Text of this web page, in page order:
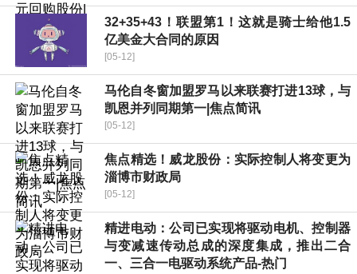
32+35+43！联盟第1！这就是骑士给他1.5
亿美金大合同的原因
[05-12]
马伦自冬窗加盟罗马以来联赛打进13球，与
凯恩并列同期第一|焦点简讯
[05-12]
焦点精选！威龙股份：实际控制人将变更为
淄博市财政局
[05-12]
精进电动：公司已实现将驱动电机、控制器
与变减速传动总成的深度集成，推出二合
一、三合一电驱动系统产品-热门